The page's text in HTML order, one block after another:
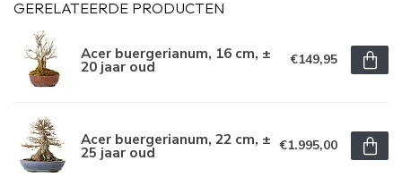
GERELATEERDE PRODUCTEN
Acer buergerianum, 16 cm, ±
20 jaar oud €149,95
Acer buergerianum, 22 cm, ±
25 jaar oud €1.995,00